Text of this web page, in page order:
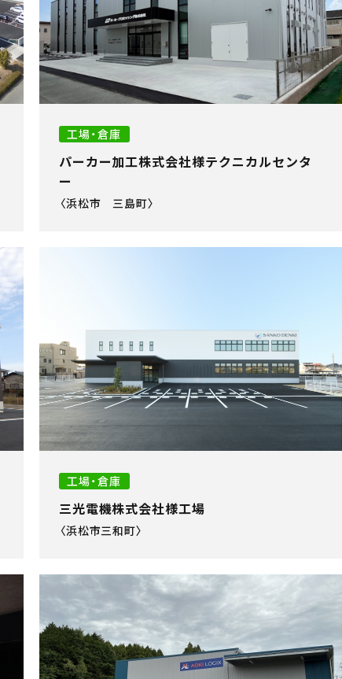
工場・倉庫
パーカー加工株式会社様テクニカルセンタ
ー
〈浜松市 三島町〉
工場・倉庫
三光電機株式会社様工場
〈浜松市三和町〉